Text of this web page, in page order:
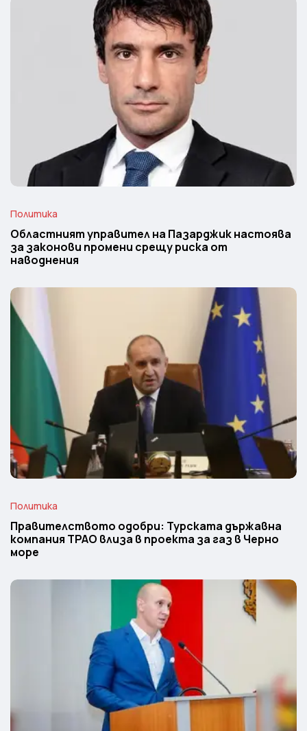
Политика
Областният управител на Пазарджик настоява
за законови промени срещу риска от
наводнения
Политика
Правителството одобри: Турската държавна
компания TPAO влиза в проекта за газ в Черно
море